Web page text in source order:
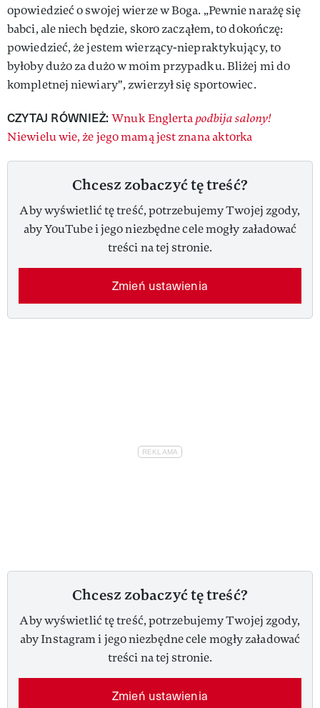
opowiedzieć o swojej wierze w Boga. „Pewnie narażę się
babci, ale niech będzie, skoro zacząłem, to dokończę:
powiedzieć, że jestem wierzący-niepraktykujący, to
byłoby dużo za dużo w moim przypadku. Bliżej mi do
kompletnej niewiary", zwierzył się sportowiec.
CZYTAJ RÓWNIEŻ:Wnuk Englertapodbija salony!
Niewielu wie, że jego mamą jest znana aktorka
Chcesz zobaczyć tę treść?
Aby wyświetlić tę treść, potrzebujemy Twojej zgody,
aby YouTube i jego niezbędne cele mogły załadować
treści na tej stronie.
Zmień ustawienia
Chcesz zobaczyć tę treść?
Aby wyświetlić tę treść, potrzebujemy Twojej zgody,
aby Instagram i jego niezbędne cele mogły załadować
treści na tej stronie.
Zmień ustawienia